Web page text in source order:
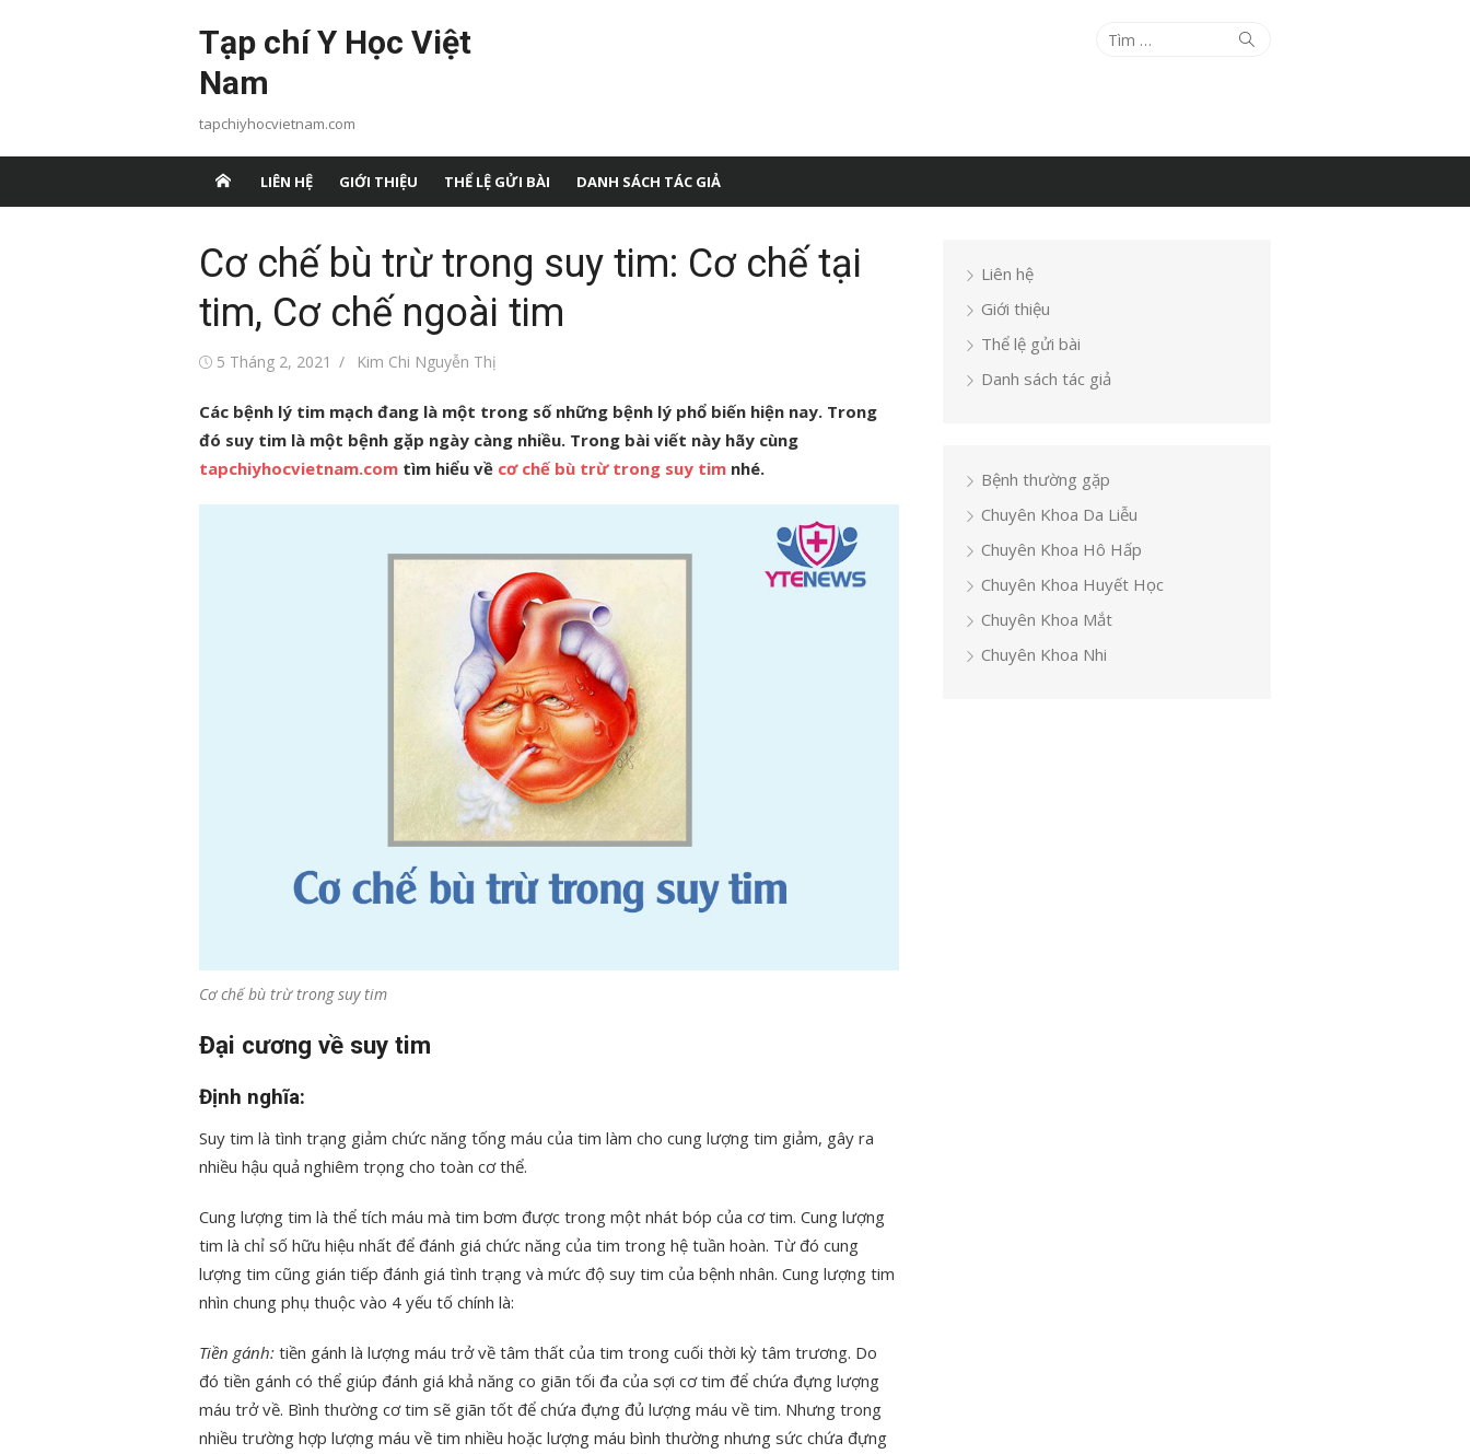
Tạp chí Y Học Việt
Nam
tapchiyhocvietnam.com
Tìm
Tìm
LIÊN HỆ GIỚI THIỆU THỂ LỆ GỬI BÀI DANH SÁCH TÁC GIẢ
Cơ chế bù trừ trong suy tim: Cơ chế tại
tim, Cơ chế ngoài tim
Đăng5 Tháng 2, 2021
Tác
Kim Chi Nguyễn Thị
Các bệnh lý tim mạch đang là một trong số những bệnh lý phổ biến hiện nay. Trong
đó suy tim là một bệnh gặp ngày càng nhiều. Trong bài viết này hãy cùng
tapchiyhocvietnam.com tìm hiểu về cơ chế bù trừ trong suy tim nhé.
Cơ chế bù trừ trong suy tim
Đại cương về suy tim
Định nghĩa:
Suy tim là tình trạng giảm chức năng tống máu của tim làm cho cung lượng tim giảm, gây ra
nhiều hậu quả nghiêm trọng cho toàn cơ thể.
Cung lượng tim là thể tích máu mà tim bơm được trong một nhát bóp của cơ tim. Cung lượng
tim là chỉ số hữu hiệu nhất để đánh giá chức năng của tim trong hệ tuần hoàn. Từ đó cung
lượng tim cũng gián tiếp đánh giá tình trạng và mức độ suy tim của bệnh nhân. Cung lượng tim
nhìn chung phụ thuộc vào 4 yếu tố chính là:
Tiền gánh: tiền gánh là lượng máu trở về tâm thất của tim trong cuối thời kỳ tâm trương. Do
đó tiền gánh có thể giúp đánh giá khả năng co giãn tối đa của sợi cơ tim để chứa đựng lượng
máu trở về. Bình thường cơ tim sẽ giãn tốt để chứa đựng đủ lượng máu về tim. Nhưng trong
nhiều trường hợp lượng máu về tim nhiều hoặc lượng máu bình thường nhưng sức chứa đựng
Liên hệ
Giới thiệu
Thể lệ gửi bài
Danh sách tác giả
Bệnh thường gặp
Chuyên Khoa Da Liễu
Chuyên Khoa Hô Hấp
Chuyên Khoa Huyết Học
Chuyên Khoa Mắt
Chuyên Khoa Nhi